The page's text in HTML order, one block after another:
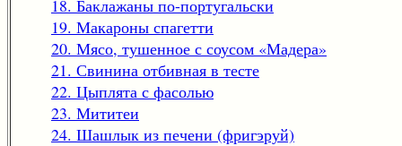
18. Баклажаны по-португальски
19. Макароны спагетти
20. Мясо, тушенное с соусом «Мадера»
21. Свинина отбивная в тесте
22. Цыплята с фасолью
23. Мититеи
24. Шашлык из печени (фригэруй)